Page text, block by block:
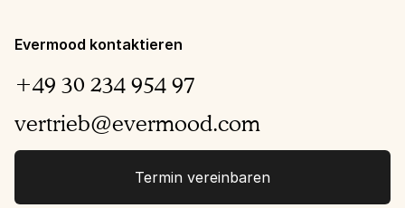
Evermood kontaktieren
+49 30 234 954 97
vertrieb@evermood.com
Termin vereinbaren